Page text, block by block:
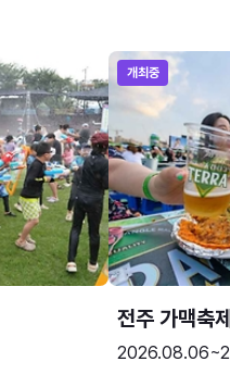
개최중
전주 가맥축